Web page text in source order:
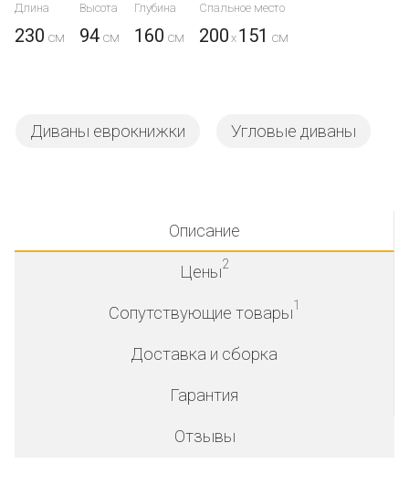
Длина Высота Глубина Спальное место
230 94 160 200 x 151
Диваны еврокнижки Угловые диваны
Описание
Цены2
Сопутствующие товары1
Доставка и сборка
Гарантия
Отзывы